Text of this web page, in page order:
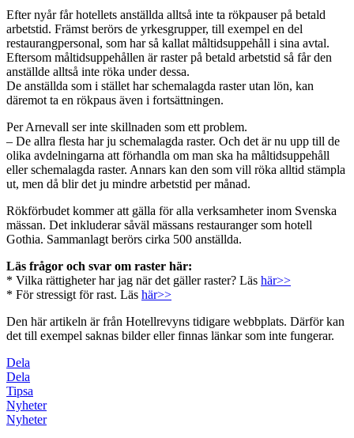
Efter nyår får hotellets anställda alltså inte ta rökpauser på betald
arbetstid. Främst berörs de yrkesgrupper, till exempel en del
restaurangpersonal, som har så kallat måltidsuppehåll i sina avtal.
Eftersom måltidsuppehållen är raster på betald arbetstid så får den
anställde alltså inte röka under dessa.
De anställda som i stället har schemalagda raster utan lön, kan
däremot ta en rökpaus även i fortsättningen.
Per Arnevall ser inte skillnaden som ett problem.
– De allra flesta har ju schemalagda raster. Och det är nu upp till de
olika avdelningarna att förhandla om man ska ha måltidsuppehåll
eller schemalagda raster. Annars kan den som vill röka alltid stämpla
ut, men då blir det ju mindre arbetstid per månad.
Rökförbudet kommer att gälla för alla verksamheter inom Svenska
mässan. Det inkluderar såväl mässans restauranger som hotell
Gothia. Sammanlagt berörs cirka 500 anställda.
Läs frågor och svar om raster här:
* Vilka rättigheter har jag när det gäller raster? Läs här>>
* För stressigt för rast. Läs här>>
Den här artikeln är från Hotellrevyns tidigare webbplats. Därför kan
det till exempel saknas bilder eller finnas länkar som inte fungerar.
Dela
Dela
Tipsa
Nyheter
Nyheter